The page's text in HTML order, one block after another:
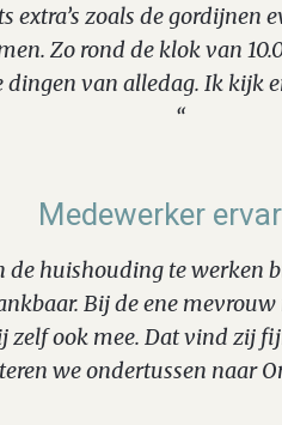
extra’s zoals de
Zo rond de klok van
dingen van alledag. Ik kijk
“
Medewerker
huishouding te werken
Bij de ene
ook mee. Dat vind zij
we ondertussen naar